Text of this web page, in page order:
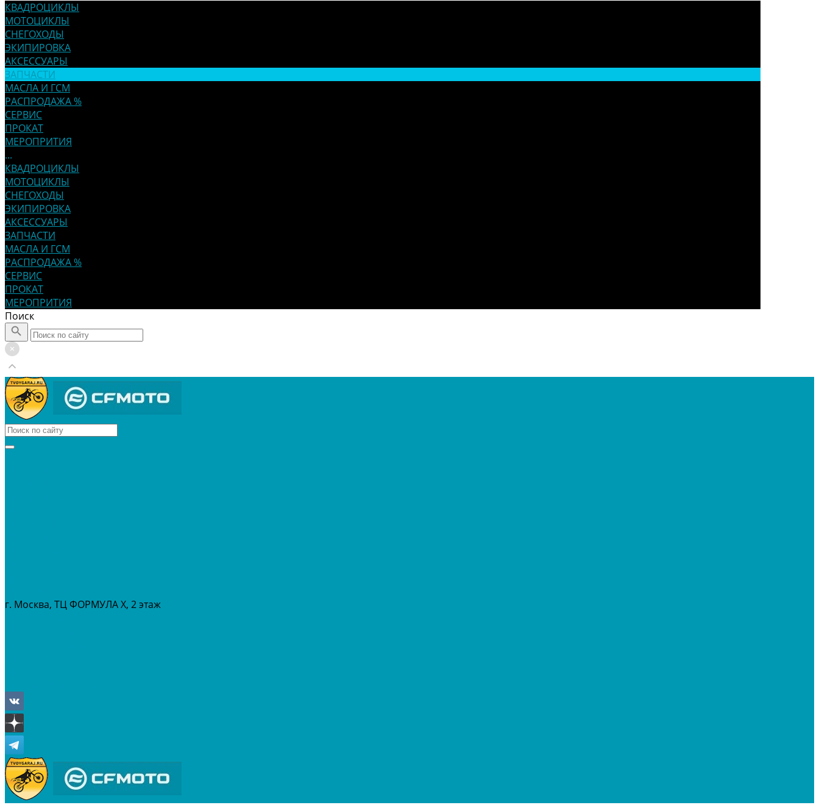
КВАДРОЦИКЛЫ
МОТОЦИКЛЫ
СНЕГОХОДЫ
ЭКИПИРОВКА
АКСЕССУАРЫ
ЗАПЧАСТИ
МАСЛА И ГСМ
РАСПРОДАЖА %
СЕРВИС
ПРОКАТ
МЕРОПРИТИЯ
...
КВАДРОЦИКЛЫ
МОТОЦИКЛЫ
СНЕГОХОДЫ
ЭКИПИРОВКА
АКСЕССУАРЫ
ЗАПЧАСТИ
МАСЛА И ГСМ
РАСПРОДАЖА %
СЕРВИС
ПРОКАТ
МЕРОПРИТИЯ
Поиск
г. Москва, ТЦ ФОРМУЛА Х, 2 этаж